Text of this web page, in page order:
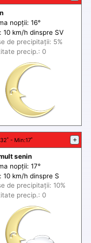
nopții: 16°
10 km/h dinspre SV
de precipitații: 5%
precip.: 0
- Min:17˚ +
senin
nopții: 17°
10 km/h dinspre S
de precipitații: 10%
precip.: 0